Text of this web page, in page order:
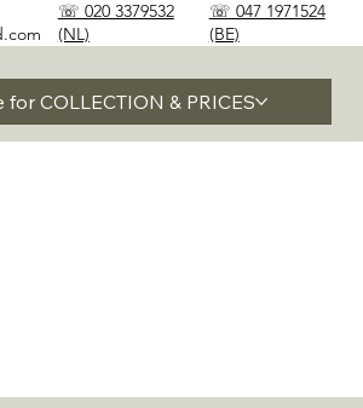
☏ 020 3379532
(NL)
☏ 047 1971524
(BE)
for COLLECTION & PRICES